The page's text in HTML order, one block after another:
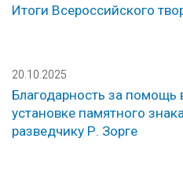
Итоги Всероссийского
20.10.2025
Благодарность за помощь
установке памятного
разведчику Р. Зорге